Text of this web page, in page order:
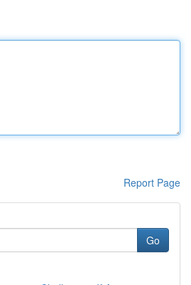
Report Page
Go